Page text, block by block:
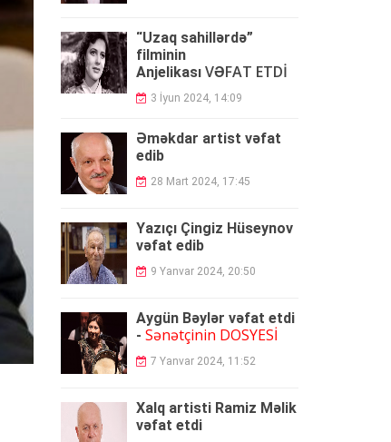
“Uzaq sahillərdə”
filminin
Anjelikası VƏFAT ETDİ
3 İyun 2024, 14:09
Əməkdar artist vəfat
edib
28 Mart 2024, 17:45
Yazıçı Çingiz Hüseynov
vəfat edib
9 Yanvar 2024, 20:50
Aygün Bəylər vəfat etdi
- Sənətçinin DOSYESİ
7 Yanvar 2024, 11:52
Xalq artisti Ramiz Məlik
vəfat etdi